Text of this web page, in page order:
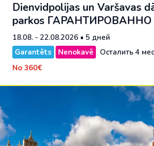
Dienvidpolijas un Varšavas
parkos ГАРАНТИРОВАННО
18.08. - 22.08.2026 • 5 дней
Garantēts
Nenokavē
Осталить 4
No 360€